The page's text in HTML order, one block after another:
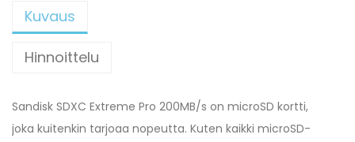
Kuvaus
Hinnoittelu
Sandisk SDXC Extreme Pro 200MB/s on microSD kortti,
joka kuitenkin tarjoaa nopeutta. Kuten kaikki microSD-